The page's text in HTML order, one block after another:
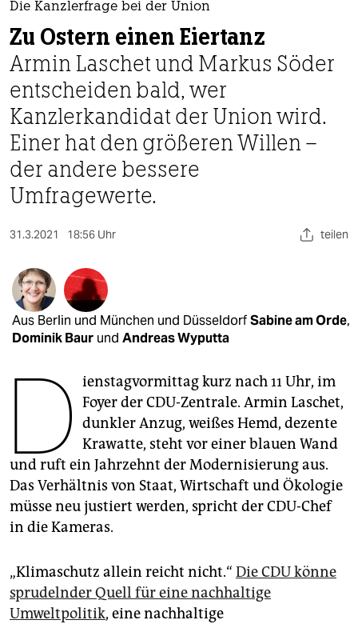
nord
wahrheit
verlag
verlag
veranstaltungen
shop
unterstützen
abo
genossenschaft
epaper login
Die Kanzlerfrage bei der Union
Zu Ostern einen Eiertanz
Armin Laschet und Markus Söder
entscheiden bald, wer
Kanzlerkandidat der Union wird.
Einer hat den größeren Willen –
der andere bessere
Umfragewerte.
31.3.2021 18:56 Uhr teilen
Aus Berlin und München und DüsseldorfSabine am Orde,
Dominik Baur und Andreas Wyputta
D ienstagvormittag kurz nach 11 Uhr, im
Foyer der CDU-Zentrale. Armin Laschet,
dunkler Anzug, weißes Hemd, dezente
Krawatte, steht vor einer blauen Wand
und ruft ein Jahrzehnt der Modernisierung aus.
Das Verhältnis von Staat, Wirtschaft und Ökologie
müsse neu justiert werden, spricht der CDU-Chef
in die Kameras.
„Klimaschutz allein reicht nicht.“ Die CDU könne
sprudelnder Quell für eine nachhaltige
Umweltpolitik, eine nachhaltige